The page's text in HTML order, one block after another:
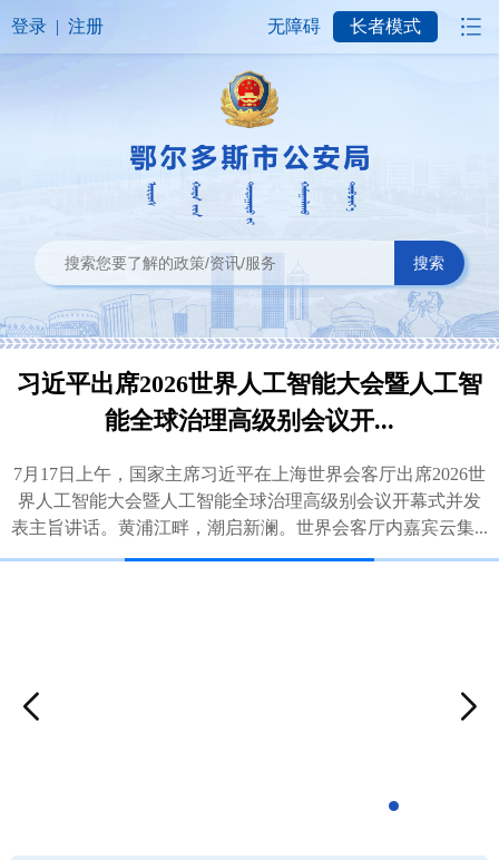
登录 | 注册 无障碍 长者模式
搜索
习近平出席2026世界人工智能大会暨人工智
能全球治理高级别会议开...
7月17日上午，国家主席习近平在上海世界会客厅出席2026世
界人工智能大会暨人工智能全球治理高级别会议开幕式并发
表主旨讲话。黄浦江畔，潮启新澜。世界会客厅内嘉宾云集...